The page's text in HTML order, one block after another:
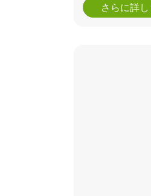
さらに詳し